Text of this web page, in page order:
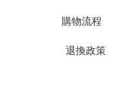
購物流程
退換政